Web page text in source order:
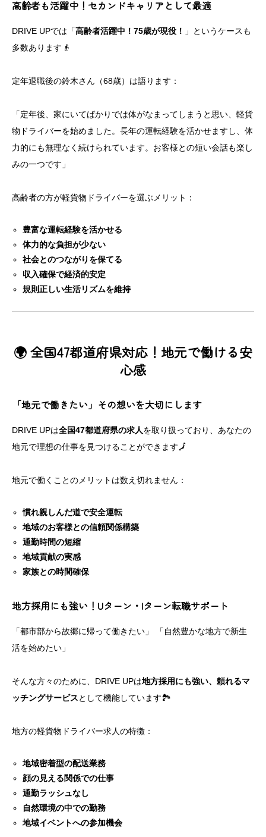
高齢者も活躍中！セカンドキャリアとして最適
DRIVE UPでは「高齢者活躍中！75歳が現役！
」というケースも
多数あります👴
定年退職後の鈴木さん（68歳）は語ります：
「定年後、家にいてばかりでは体がなまってしまうと思い、軽貨
物ドライバーを始めました。長年の運転経験を活かせますし、体
力的にも無理なく続けられています。お客様との短い会話も楽し
みの一つです」
高齢者の方が軽貨物ドライバーを選ぶメリット：
豊富な運転経験を活かせる
体力的な負担が少ない
社会とのつながりを保てる
収入確保で経済的安定
規則正しい生活リズムを維持
🌍 全国47都道府県対応！地元で働ける安
心感
「地元で働きたい」その想いを大切にします
DRIVE UPは全国47都道府県の求人を取り扱っており、あなたの
地元で理想の仕事を見つけることができます🗾
地元で働くことのメリットは数え切れません：
慣れ親しんだ道で安全運転
地域のお客様との信頼関係構築
通勤時間の短縮
地域貢献の実感
家族との時間確保
地方採用にも強い！Uターン・Iターン転職サポート
「都市部から故郷に帰って働きたい」 「自然豊かな地方で新生
活を始めたい」
そんな方々のために、DRIVE UPは地方採用にも強い、頼れるマ
ッチングサービスとして機能しています🏞️
地方の軽貨物ドライバー求人の特徴：
地域密着型の配送業務
顔の見える関係での仕事
通勤ラッシュなし
自然環境の中での勤務
地域イベントへの参加機会